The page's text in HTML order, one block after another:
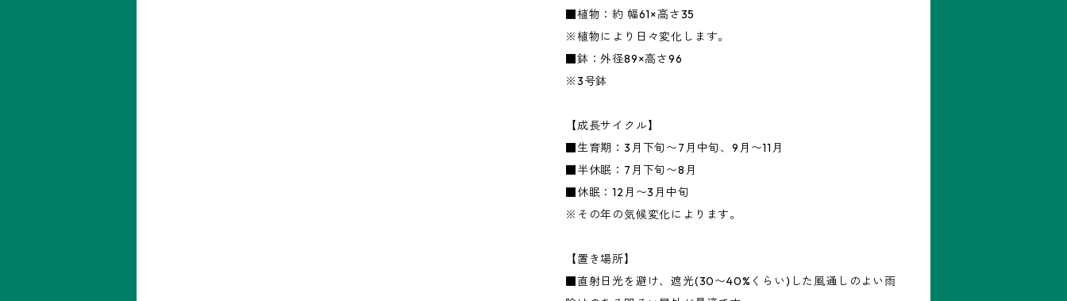
■植物：約 幅61×高さ35
※植物により日々変化します。
■鉢：外径89×高さ96
※3号鉢
【成長サイクル】
■生育期：3月下旬〜7月中旬、9月〜11月
■半休眠：7月下旬〜8月
■休眠：12月〜3月中旬
※その年の気候変化によります。
【置き場所】
■直射日光を避け、遮光(30〜40%くらい)した風通しのよい雨